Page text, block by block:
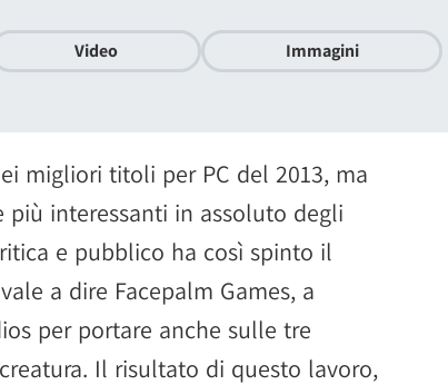
Video Immagini
migliori titoli per PC del 2013, ma
più interessanti in assoluto degli
e pubblico ha così spinto il
a dire Facepalm Games, a
per portare anche sulle tre
Il risultato di questo lavoro,